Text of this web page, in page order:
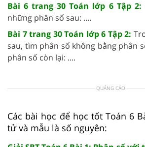
Bài 6 trang 30 Toán lớp 6 Tập 2:
những phân số sau: ....
Bài 7 trang 30 Toán lớp 6 Tập 2:
sau, tìm phân số không bằng phân
phân số còn lại: ....
QUẢNG CÁO
Các bài học để học tốt Toán 6
tử và mẫu là số nguyên: